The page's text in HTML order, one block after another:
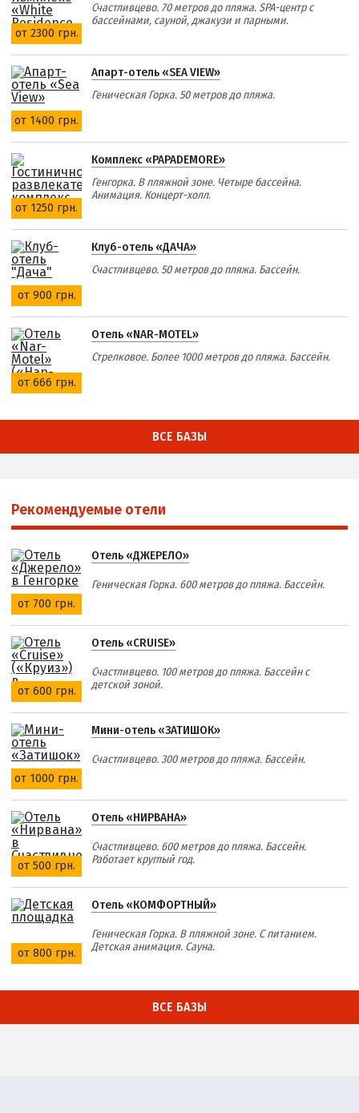
от 2300 грн.
Счастливцево. 70 метров до пляжа. SPA-центр с
бассейнами, сауной, джакузи и парными.
от 1400 грн.
Апарт-отель «SEA VIEW»
Геническая Горка. 50 метров до пляжа.
от 1250 грн.
Комплекс «PAPADEMORE»
Генгорка. В пляжной зоне. Четыре бассейна.
Анимация. Концерт-холл.
от 900 грн.
Клуб-отель «ДАЧА»
Счастливцево. 50 метров до пляжа. Бассейн.
от 666 грн.
Отель «NAR-MOTEL»
Стрелковое. Более 1000 метров до пляжа. Бассейн.
ВСЕ БАЗЫ
Рекомендуемые отели
от 700 грн.
Отель «ДЖЕРЕЛО»
Геническая Горка. 600 метров до пляжа. Бассейн.
от 600 грн.
Отель «CRUISE»
Счастливцево. 100 метров до пляжа. Бассейн с
детской зоной.
от 1000 грн.
Мини-отель «ЗАТИШОК»
Счастливцево. 300 метров до пляжа. Бассейн.
от 500 грн.
Отель «НИРВАНА»
Счастливцево. 600 метров до пляжа. Бассейн.
Работает круглый год.
от 800 грн.
Отель «КОМФОРТНЫЙ»
Геническая Горка. В пляжной зоне. С питанием.
Детская анимация. Сауна.
ВСЕ БАЗЫ